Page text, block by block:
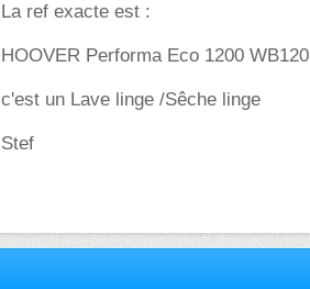
La ref exacte est :
HOOVER Performa Eco 1200 WB120
c'est un Lave linge /Sêche linge
Stef